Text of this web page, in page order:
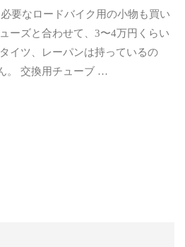
要なロードバイク用の小物も買い
ーズと合わせて、3〜4万円くらい
イツ、レーパンは持っているの
。 交換用チューブ …